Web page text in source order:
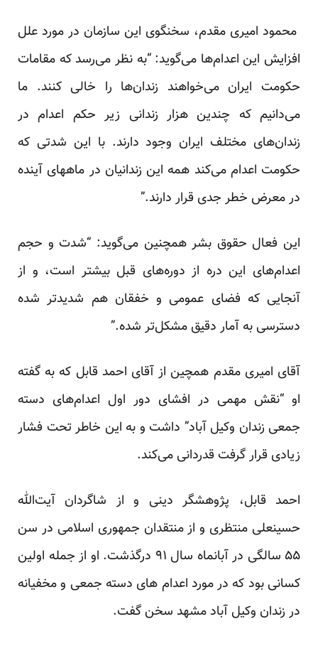
محمود امیری مقدم، سخنگوی این سازمان در مورد علل
افزایش این اعدام‌ها می‌گوید: “به نظر می‌رسد که مقامات
حکومت ایران می‌خواهند زندان‌ها را خالی‌ کنند. ما
می‌دانیم که چندین هزار زندانی زیر حکم اعدام در
زندان‌های مختلف ایران وجود دارند. با این شدتی که
حکومت اعدام می‌کند همه این زندانیا‌ن در ماههای آینده
در معرض خطر جدی قرار دارند.”
این فعال حقوق بشر همچنین می‌گوید: “شدت و حجم
اعدام‌های این دره از دوره‌های قبل بیشتر است، و از
آنجایی که فضای عمومی و خفقان هم شدید‌تر شده
دسترسی‌ به آمار دقیق مشکل‌تر شده.”
آقای امیری مقدم همچین از آقای احمد قابل که به گفته
او “نقش مهمی‌ در افشای دور اول اعدام‌های دسته
جمعی زندان وکیل آباد” داشت و به این خاطر تحت فشار
زیادی قرار گرفت قدردانی می‌کند.
احمد قابل، پژوهشگر دینی و از شاگردان آیت‌الله
حسینعلی منتظری و از منتقدان جمهوری اسلامی در سن
۵۵ سالگی در آبانماه سال ۹۱ درگذشت. او از جمله اولین
کسانی بود که در مورد اعدام های دسته جمعی و مخفیانه
در زندان وکیل آباد مشهد سخن گفت.